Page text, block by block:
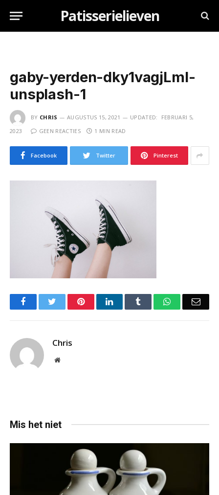
Patisserielieven
gaby-yerden-dky1vagjLmI-
unsplash-1
BY CHRIS AUGUSTUS 15, 2021 UPDATED:
FEBRUARI 5,
2023
GEEN REACTIES 1 MIN READ
Facebook Twitter Pinterest
FacebookTwitter PinterestLinkedIn Tumblr WhatsApp
Chris
Website
Mis het niet